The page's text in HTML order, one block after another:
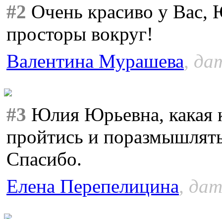
#2 Очень красиво у
просторы вокруг!
Валентина Мурашева,
#3 Юлия Юрьевна, какая
пройтись и
Спасибо.
Елена Перепелицина,